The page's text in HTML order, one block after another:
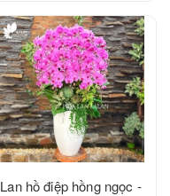
Lan hồ điệp hồng ngọc -